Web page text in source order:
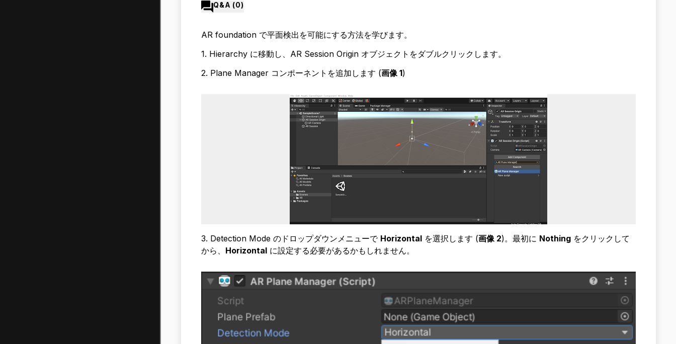
Q&A (0)
AR foundation で平面検出を可能にする方法を学びます。
1. Hierarchy に移動し、AR Session Origin オブジェクトをダブルクリックします。
2. Plane Manager コンポーネントを追加します (画像 1)
3. Detection Mode のドロップダウンメニューで Horizontal を選択します (画像 2)。最初に Nothing をクリックして
から、 Horizontal に設定する必要があるかもしれません。